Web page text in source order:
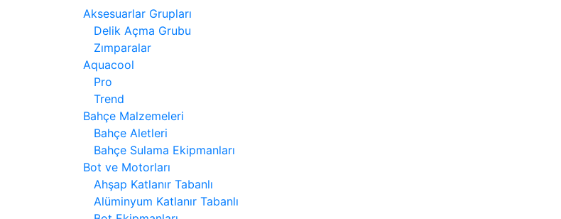
Aksesuarlar Grupları
Delik Açma Grubu
Zımparalar
Aquacool
Pro
Trend
Bahçe Malzemeleri
Bahçe Aletleri
Bahçe Sulama Ekipmanları
Bot ve Motorları
Ahşap Katlanır Tabanlı
Alüminyum Katlanır Tabanlı